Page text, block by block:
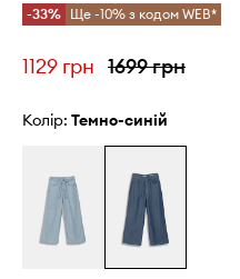
-33% Ще -10% з кодом WEB*
1129 грн 1699 грн
Колір: темно-синій